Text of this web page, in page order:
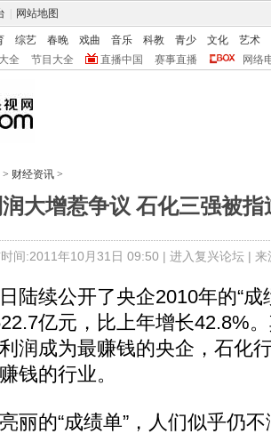
网站地图
综艺 春晚 戏曲 音乐 科教 青少 文化
艺术
全 节目大全 直播中国 赛事直播 网络
> 财经资讯 >
大增惹争议 石化三强被指
间:2011年10月31日 09:50 | 进入复兴论坛| 来
续公开了央企2010年的“成
亿元，比上年增长42.8%
润成为最赚钱的央企，石化
钱的行业。
的“成绩单”，人们似乎仍不